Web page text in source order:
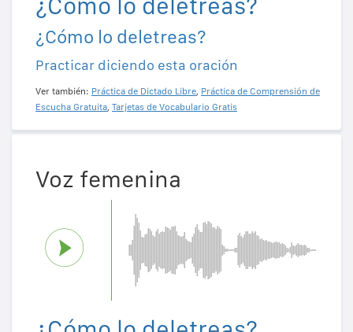
¿Cómo lo deletreas?
Practicar diciendo esta oración
Ver también: Práctica de Dictado Libre, Práctica de Comprensión de
Escucha Gratuita, Tarjetas de Vocabulario Gratis
Voz femenina